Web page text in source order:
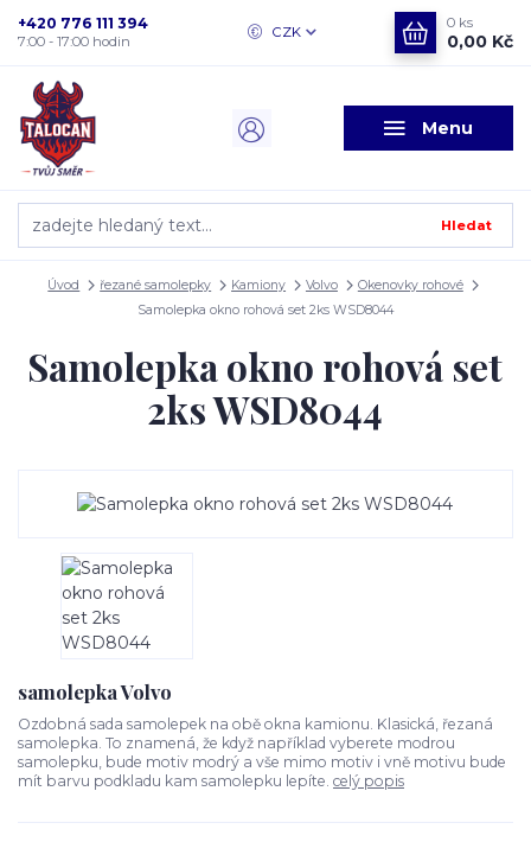
Menu
CZK
Hledat
+420 776 111 394
7:00 - 17:00 hodin
0 ks
0,00 Kč
Úvod řezané samolepky Kamiony Volvo
Okenovky rohové
Samolepka okno rohová set 2ks WSD8044
Samolepka okno rohová set
2ks WSD8044
samolepka Volvo
Ozdobná sada samolepek na obě okna kamionu. Klasická, řezaná
samolepka. To znamená, že když například vyberete modrou
samolepku, bude motiv modrý a vše mimo motiv i vně motivu bude
mít barvu podkladu kam samolepku lepíte. celý popis